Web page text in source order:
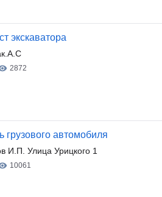
экскаватора
2872
грузового автомобиля
И.П. Улица Урицкого 1
10061